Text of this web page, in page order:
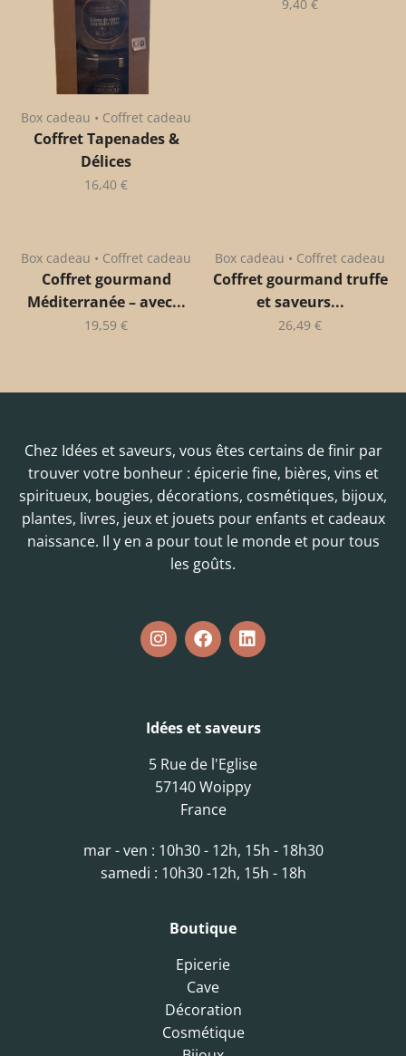
Box cadeau • Coffret cadeau
Coffret Tapenades &
Délices
16,40 €
9,40 €
Box cadeau • Coffret cadeau
Coffret gourmand
Méditerranée – avec...
19,59 €
Box cadeau • Coffret cadeau
Coffret gourmand truffe
et saveurs...
26,49 €
Chez Idées et saveurs, vous êtes certains de finir par
trouver votre bonheur : épicerie fine, bières, vins et
spiritueux, bougies, décorations, cosmétiques, bijoux,
plantes, livres, jeux et jouets pour enfants et cadeaux
naissance. Il y en a pour tout le monde et pour tous
les goûts.
Idées et saveurs
5 Rue de l'Eglise
57140 Woippy
France
mar - ven : 10h30 - 12h, 15h - 18h30
samedi : 10h30 -12h, 15h - 18h
Boutique
Epicerie
Cave
Décoration
Cosmétique